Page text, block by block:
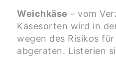
Weichkäse – vom
Käsesorten wird in
wegen des Risikos
abgeraten. Listerien